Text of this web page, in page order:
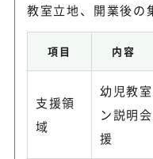
教室立地、開業後の
項目 内容
支援領
域
幼児教
ン説明
援